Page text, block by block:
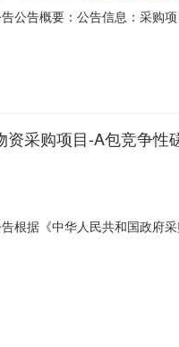
公告概要：公告信息：采购
年06月04日09:30响应文件
采购项目-A包竞争性
根据《中华人民共和国政府
，现通过发布公告的方式